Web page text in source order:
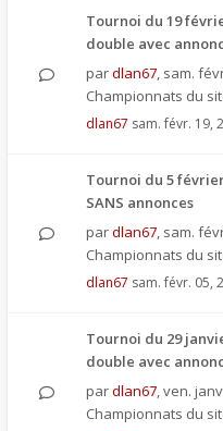
Tournoi du 19
double avec
pardlan67, sam.
Championnats du
dlan67 sam. févr. 19,
Tournoi du 5
SANS annonces
pardlan67, sam.
Championnats du
dlan67 sam. févr. 05,
Tournoi du 29
double avec
pardlan67,ven.
Championnats du